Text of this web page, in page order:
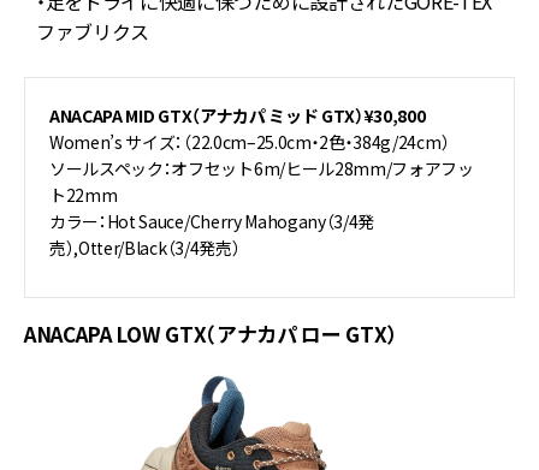
ファブリクス
ANACAPA MID GTX（アナカパ ミッド GTX）¥30,800
Women’s サイズ：（22.0cm–25.0cm・2色・384g/24cm）
ソールスペック：オフセット6m/ヒール28mm/フォアフッ
ト22mm
カラー：Hot Sauce/Cherry Mahogany（3/4発
売）,Otter/Black（3/4発売）
ANACAPA LOW GTX（アナカパ ロー GTX）